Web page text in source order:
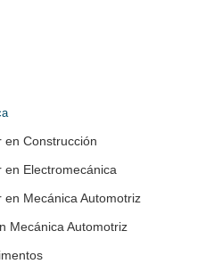
en Construcción
Electromecánica
Mecánica Automotriz
Mecánica Automotriz